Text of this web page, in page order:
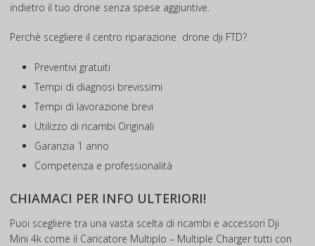
indietro il tuo drone senza spese aggiuntive.
Perchè scegliere il centro riparazione drone dji FTD?
Preventivi gratuiti
Tempi di diagnosi brevissimi
Tempi di lavorazione brevi
Utilizzo di ricambi Originali
Garanzia 1 anno
Competenza e professionalità
CHIAMACI PER INFO ULTERIORI!
Puoi scegliere tra una vasta scelta di ricambi e accessori Dji
Mini 4k come il Caricatore Multiplo – Multiple Charger tutti con